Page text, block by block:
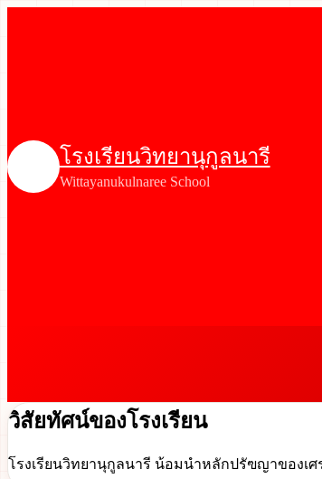
โรงเรียนวิทยานุกูลนารี
Wittayanukulnaree School
วิสัยทัศน์ของโรงเรียน
โรงเรียนวิทยานุกูลนารี น้อมนำหลักปรัฃญาของเ